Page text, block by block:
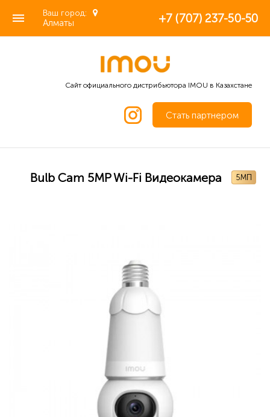
Ваш город:
Алматы +7 (707) 237-50-50
Сайт официального дистрибьютора IMOU в Казахстане
Стать партнером
Bulb Cam 5MP Wi-Fi Видеокамера 5МП